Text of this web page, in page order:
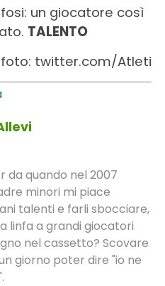
un giocatore così
TALENTO
foto: twitter.com/Atleti
da quando nel 2007
minori mi piace
talenti e farli sbocciare,
linfa a grandi giocatori
nel cassetto? Scovare
giorno poter dire "io ne